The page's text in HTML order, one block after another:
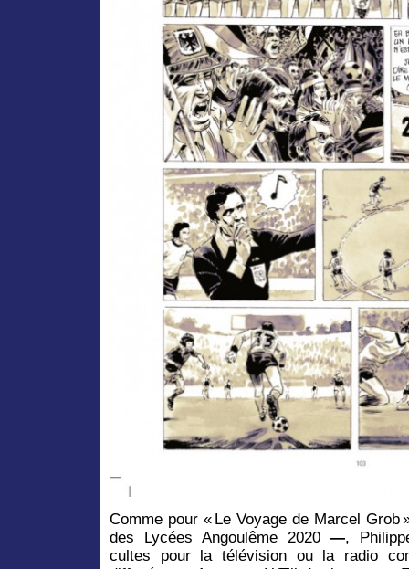
Comme pour « Le Voyage de Marcel
des Lycées Angoulême 2020—,
cultes pour la télévision ou la radio